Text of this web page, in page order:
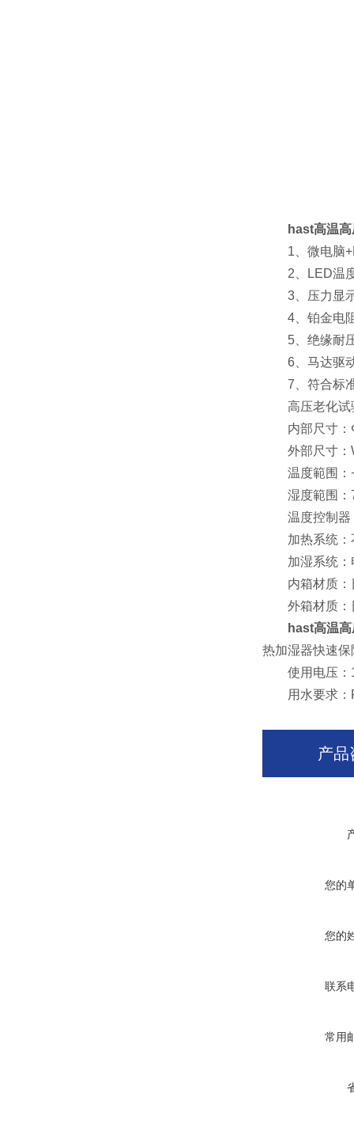
hast高温
1、微电脑
2、LED温度
3、压力显
4、铂金电阻
5、绝缘耐压
6、马达驱动
7、符合标准
高压老化试
内部尺寸：
外部尺寸：
温度範围：
湿度範围：
温度控制器：
加热系统：
加湿系统：电
内箱材质：
外箱材质：
hast高温
热加湿器快速保
使用电压：
用水要求：
产品
您的
您的
联系
常用